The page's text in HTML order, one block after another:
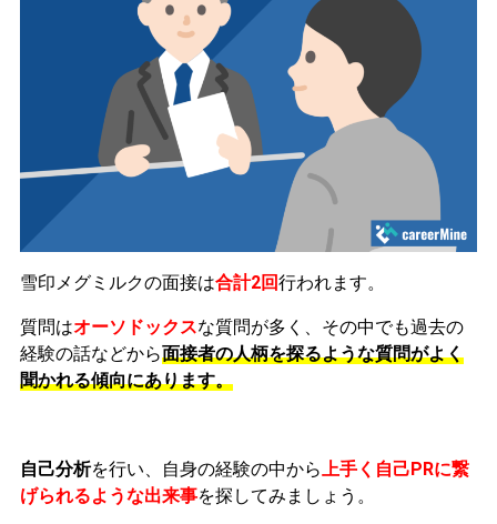
雪印メグミルクの面接は合計2回行われます。
質問はオーソドックスな質問が多く、その中でも過去の
経験の話などから面接者の人柄を探るような質問がよく
聞かれる傾向にあります。
自己分析を行い、自身の経験の中から上手く自己PRに繋
げられるような出来事を探してみましょう。